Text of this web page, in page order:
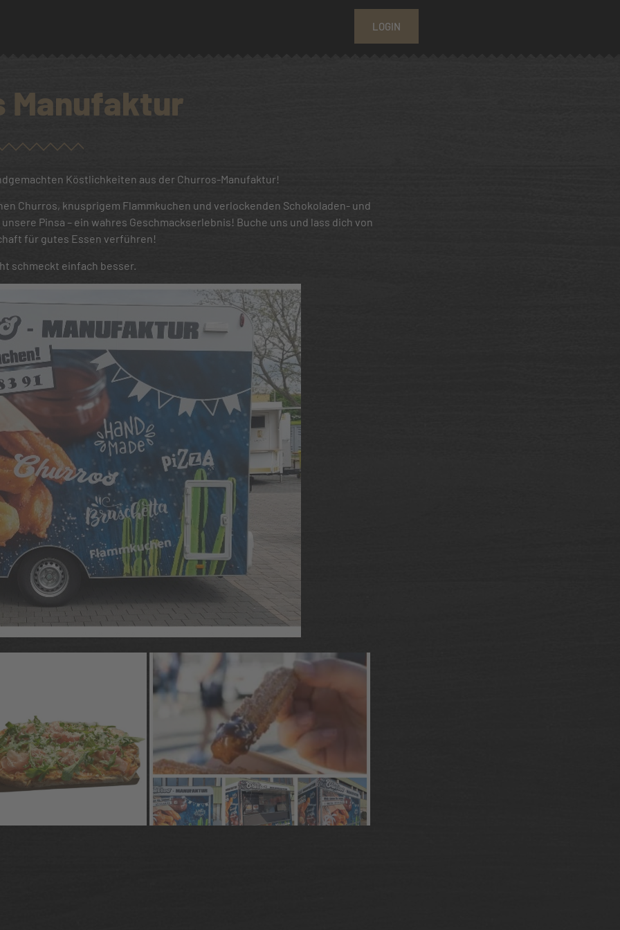
LOGIN
Manufaktur
Köstlichkeiten aus der Churros-Manufaktur!
Churros, knusprigem Flammkuchen und verlockenden Schokoladen- und
Pinsa – ein wahres Geschmackserlebnis! Buche uns und lass dich von
für gutes Essen verführen!
schmeckt einfach besser.